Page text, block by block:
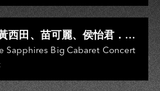
倫、曹雅雯、陳孟賢、黃露
西田、苗可麗、侯怡君．
葉啟田、鳥來嬤-吳
卿、王彩樺、吳淑敏、施文
倫、曹雅雯、陳孟賢、黃露
Sapphires Big Cabaret Concert